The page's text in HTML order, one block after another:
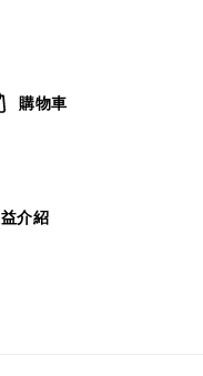
介紹
購物車